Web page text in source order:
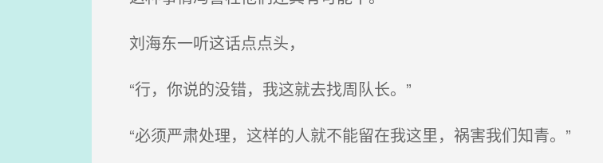
刘海东一听这话点点头，
“行，你说的没错，我这就去找周队长。”
“必须严肃处理，这样的人就不能留在我这里，祸害我们知青。”